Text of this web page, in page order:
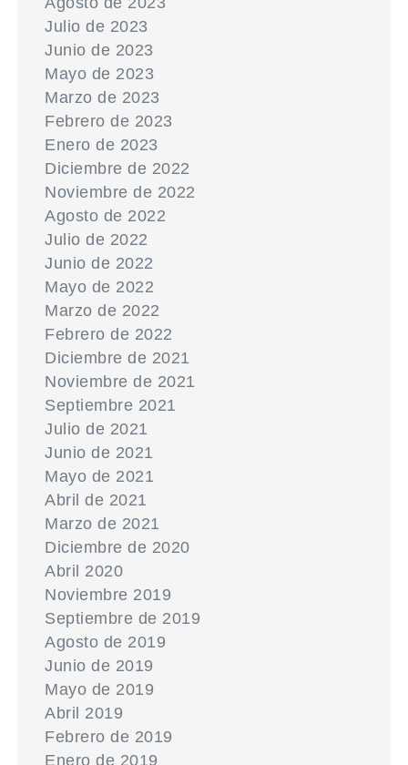
Julio de 2023
Junio de 2023
Mayo de 2023
Marzo de 2023
Febrero de 2023
Enero de 2023
Diciembre de 2022
Noviembre de 2022
Agosto de 2022
Julio de 2022
Junio de 2022
Mayo de 2022
Marzo de 2022
Febrero de 2022
Diciembre de 2021
Noviembre de 2021
Septiembre 2021
Julio de 2021
Junio de 2021
Mayo de 2021
Abril de 2021
Marzo de 2021
Diciembre de 2020
Abril 2020
Noviembre 2019
Septiembre de 2019
Agosto de 2019
Junio de 2019
Mayo de 2019
Abril 2019
Febrero de 2019
Enero de 2019